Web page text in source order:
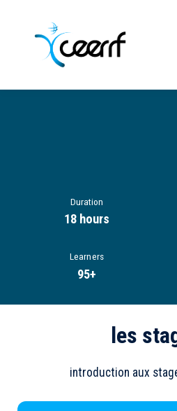
Duration
18 hours
Learners
95+
les
introduction aux